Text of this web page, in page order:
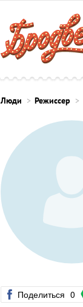
Люди Режиссер
Поделиться 0